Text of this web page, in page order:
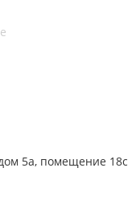
5а, помещение 18с